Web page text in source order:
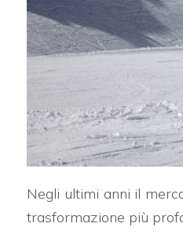
Negli ultimi anni il
trasformazione più
Totale
Locali